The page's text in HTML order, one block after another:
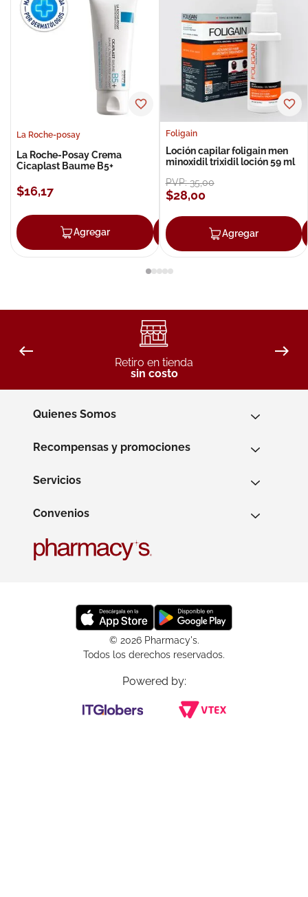
La Roche-posay
La Roche-Posay Crema
Cicaplast Baume B5+
$16,17
Agregar Agregar
Foligain
Loción capilar foligain men
minoxidil trixidil loción 59 ml
PVP:35,00
$28,00
Agregar
Retiro en tienda
sin costo
Quienes Somos
Recompensas y promociones
Servicios
Convenios
© 2026 Pharmacy's.
Todos los derechos reservados.
Powered by: